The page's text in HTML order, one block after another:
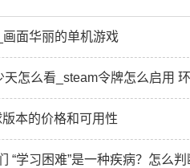
面华丽的单机游戏
天怎么看_steam令牌怎么启用
本的价格和可用性
“学习困难”是一种疾病？怎么